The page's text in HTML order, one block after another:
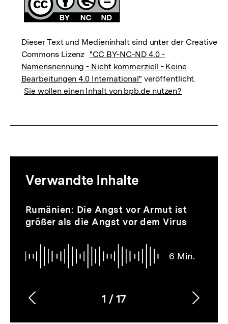
Dieser Text und Medieninhalt sind unter der Creative
Commons Lizenz "CC BY-NC-ND 4.0 -
Namensnennung - Nicht kommerziell - Keine
Bearbeitungen 4.0 International" veröffentlicht.
Sie wollen einen Inhalt von bpb.de nutzen?
zur
Thematik
Verwandte Inhalte
Inhaltskarussell
überspringen
6 Min.
Audio
Dauer
6
Min.
Rumänien: Die Angst vor Armut ist
größer als die Angst vor dem Virus
Karussellinhalt
1
von
/ 17
Vorherigen
Inhalt
Inhalt